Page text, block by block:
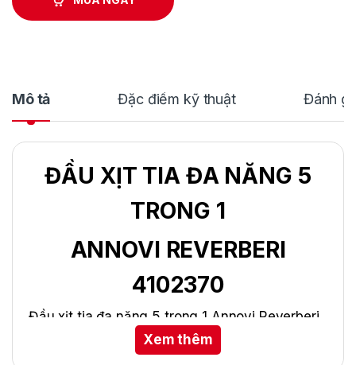
Mô tả Đặc điểm kỹ thuật Đánh
ĐẦU XỊT TIA ĐA NĂNG 5
TRONG 1
ANNOVI REVERBERI
4102370
Đầu xịt tia đa năng 5 trong 1 Annovi Reverberi
4102370 là phụ kiện cao cấp cho máy xịt rửa,
cho phép tùy chỉnh 5 chế độ phun khác nhau
Xem thêm